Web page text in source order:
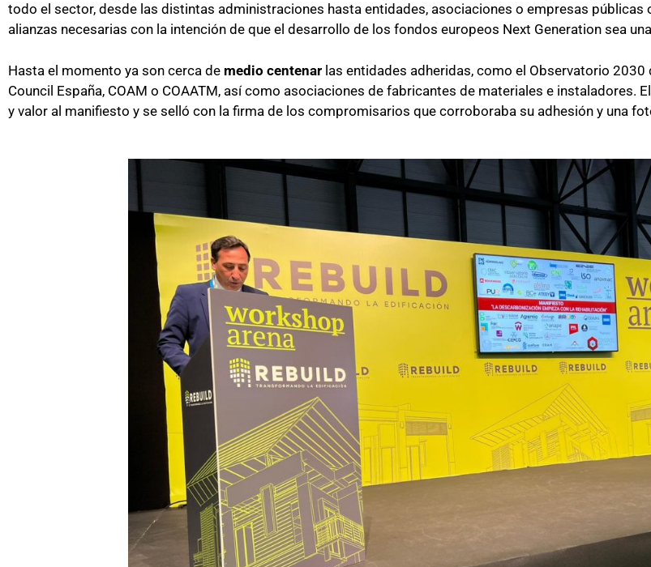
todo el sector, desde las distintas administraciones hasta entidades, asociaciones o empresas públicas
alianzas necesarias con la intención de que el desarrollo de os fondos europeos Next Generation sea
Hasta el momento ya son cerca de medio centenar las entidades adheridas, como el Observatorio 2030
Council España, COAM o COAATM, asícomo asociaciones de fabricantes de materiales e instaladores.
y valor al manifiesto y se selló con la firma de los compromisarios que corroboraba su adhesión y una